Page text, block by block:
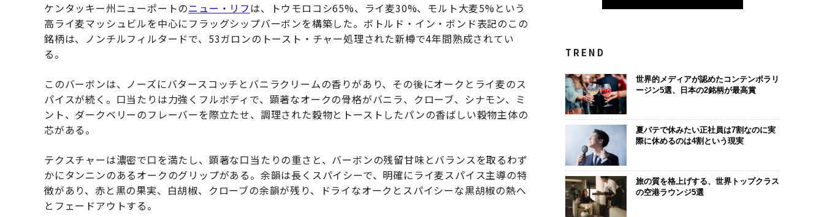
ケンタッキー州ニューポートのニュー・リフは、トウモロコシ65%、ライ麦30%、モルト大麦5%という
高ライ麦マッシュビルを中心にフラッグシップバーボンを構築した。ボトルド・イン・ボンド表記のこの
銘柄は、ノンチルフィルタードで、53ガロンのトースト・チャー処理された新樽で4年間熟成されてい
る。
このバーボンは、ノーズにバタースコッチとバニラクリームの香りがあり、その後にオークとライ麦のス
パイスが続く。口当たりは力強くフルボディで、顕著なオークの骨格がバニラ、クローブ、シナモン、ミ
ント、ダークベリーのフレーバーを際立たせ、調理された穀物とトーストしたパンの香ばしい穀物主体の
芯がある。
テクスチャーは濃密で口を満たし、顕著な口当たりの重さと、バーボンの残留甘味とバランスを取るわず
かにタンニンのあるオークのグリップがある。余韻は長くスパイシーで、明確にライ麦スパイス主導の特
徴があり、赤と黒の果実、白胡椒、クローブの余韻が残り、ドライなオークとスパイシーな黒胡椒の熱へ
とフェードアウトする。
TREND
世界的メディアが認めたコンテンポラリ
ージン5選、日本の2銘柄が最高賞
夏バテで休みたい正社員は7割なのに実
際に休めるのは4割という現実
旅の質を格上げする、世界トップクラス
の空港ラウンジ5選